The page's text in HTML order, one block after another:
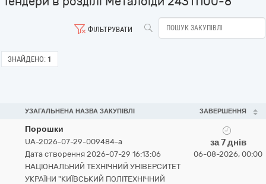
ФІЛЬТРУВАТИ
ЗНАЙДЕНО: 1
УЗАГАЛЬНЕНА НАЗВА ЗАКУПІВЛІ ЗАВЕРШЕННЯ
Порошки
UA-2026-07-29-009484-a
Дата створення 2026-07-29 16:13:06
НАЦІОНАЛЬНИЙ ТЕХНІЧНИЙ УНІВЕРСИТЕТ
УКРАЇНИ "КИЇВСЬКИЙ ПОЛІТЕХНІЧНИЙ
за 7 днів
06-08-2026, 00:00